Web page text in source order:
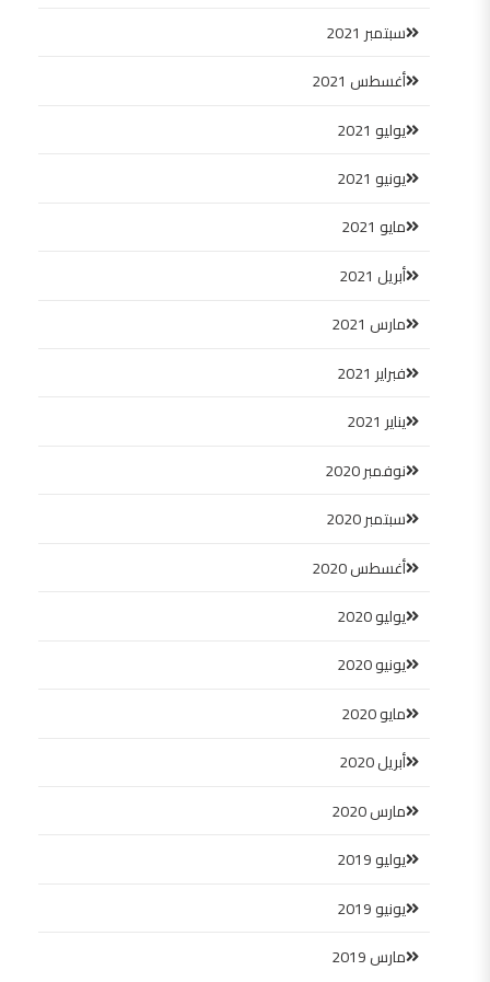
سبتمبر 2021
أغسطس 2021
يوليو 2021
يونيو 2021
مايو 2021
أبريل 2021
مارس 2021
فبراير 2021
يناير 2021
نوفمبر 2020
سبتمبر 2020
أغسطس 2020
يوليو 2020
يونيو 2020
مايو 2020
أبريل 2020
مارس 2020
يوليو 2019
يونيو 2019
مارس 2019